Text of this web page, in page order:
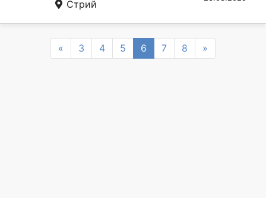
Стрий
« Previous
3 4 5 6 7 8 »